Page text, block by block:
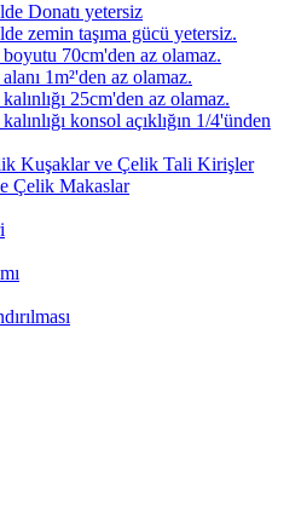
Donatı yetersiz
zemin taşıma gücü yetersiz.
70cm'den az olamaz.
1m²'den az olamaz.
25cm'den az olamaz.
konsol açıklığın 1/4'ünden
Kuşaklar ve Çelik Tali Kirişler
Çelik Makaslar